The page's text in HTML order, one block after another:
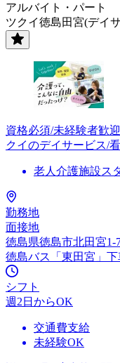
アルバイト・パート
ツクイ徳島田宮(デイ
資格必須/未経験者歓
クイのデイサービス/
老人介護施設ス
勤務地
面接地
徳島県徳島市北田宮1-
徳島バス「東田宮」
シフト
週2日からOK
交通費支給
未経験OK